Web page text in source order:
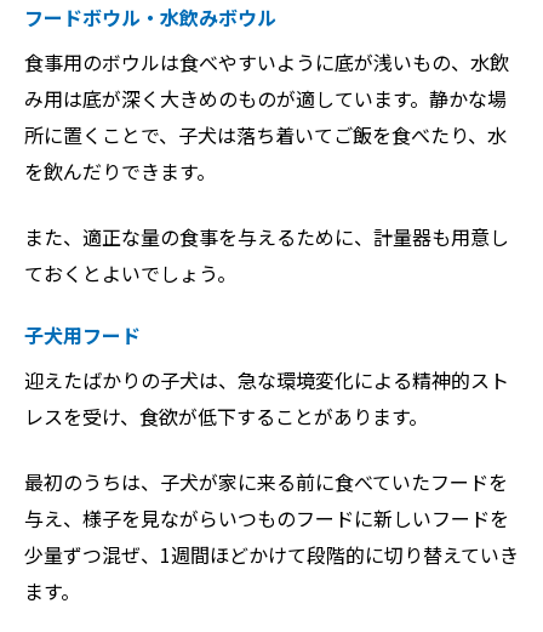
フードボウル・水飲みボウル
食事用のボウルは食べやすいように底が浅いもの、水飲
み用は底が深く大きめのものが適しています。静かな場
所に置くことで、子犬は落ち着いてご飯を食べたり、水
を飲んだりできます。
また、適正な量の食事を与えるために、計量器も用意し
ておくとよいでしょう。
子犬用フード
迎えたばかりの子犬は、急な環境変化による精神的スト
レスを受け、食欲が低下することがあります。
最初のうちは、子犬が家に来る前に食べていたフードを
与え、様子を見ながらいつものフードに新しいフードを
少量ずつ混ぜ、1週間ほどかけて段階的に切り替えていき
ます。